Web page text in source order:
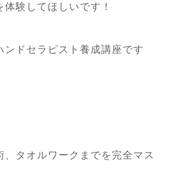
験してほしいです！
ドセラピスト養成講座です
タオルワークまでを完全マス